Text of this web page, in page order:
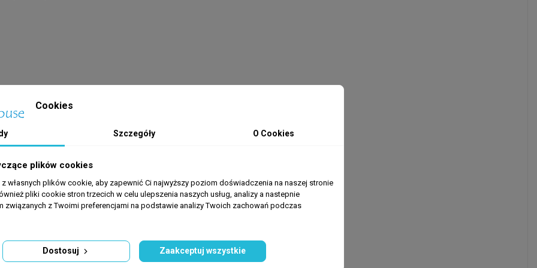
Cookies
Szczegóły O Cookies
plików cookies
z własnych plików cookie, aby zapewnić Ci najwyższy poziom doświadczenia na naszej stronie
pliki cookie stron trzecich w celu ulepszenia naszych usług, analizy a nastepnie
związanych z Twoimi preferencjami na podstawie analizy Twoich zachowań podczas
Dostosuj Zaakceptuj wszystkie